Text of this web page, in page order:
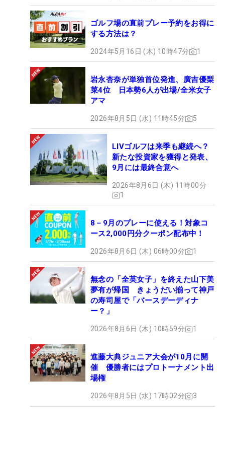
ゴルフ場の直前プレー予約をお得に
する方法は？
2024年5月16日 (木) 10時47分 1
岩永杏奈が単独首位発進、廣吉優梨
菜4位 日本勢6人が出場/全米女子
アマ
2026年8月5日 (水) 11時45分 5
LIVゴルフは来季も継続へ？
新たな投資家を獲得と発表、
9月には最終合意へ
2026年8月6日 (木) 11時00分
1
8－9月のプレーに使える！対象コ
ース2,000円分クーポン配布中！
2026年8月6日 (木) 06時00分 1
無念の「全英女子」を終えた山下美
夢有が帰国 きょうだい揃って神戸
の寿司屋で「バースデーディナ
ー？」
2026年8月6日 (木) 10時59分 1
進藤大典ジュニア大会が10月に開
催 優勝者にはプロトーナメント出
場権
2026年8月5日 (水) 17時02分 3